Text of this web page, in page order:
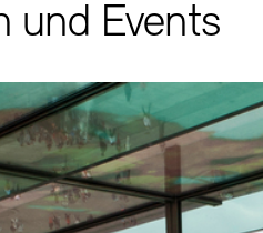
und Events